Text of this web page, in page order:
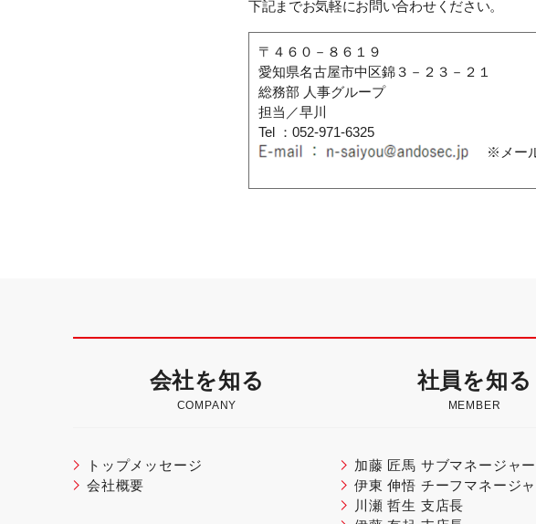
下記までお気軽にお問い合わせください。
〒４６０－８６１９
愛知県名古屋市中区錦３－２３－２１
総務部 人事グループ
担当／早川
Tel ：052-971-6325
※メー
会社を知る
COMPANY
トップメッセージ
会社概要
社員を知る
MEMBER
加藤 匠馬 サブマネージャー
伊東 伸悟 チーフマネージ
川瀬 哲生 支店長